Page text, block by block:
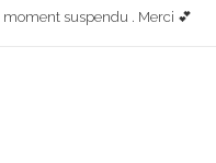
suspendu . Merci 💕